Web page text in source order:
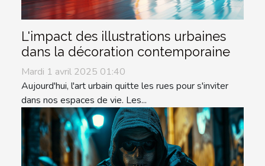
L'impact des illustrations urbaines
dans la décoration contemporaine
Mardi 1 avril 2025 01:40
Aujourd'hui, l'art urbain quitte les rues pour s'inviter
dans nos espaces de vie. Les...